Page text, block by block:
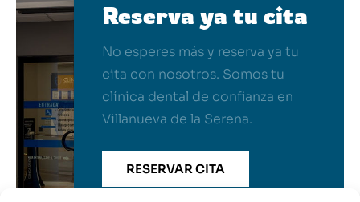
Reserva ya tu cita
No esperes más y reserva ya tu
cita con nosotros. Somos tu
clínica dental de confianza en
Villanueva de la Serena.
RESERVAR CITA